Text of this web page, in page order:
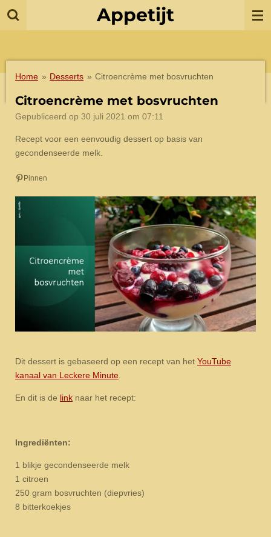
Ga
Appetijt
Home » Desserts » Citroencrème met bosvruchten
Citroencrème met bosvruchten
Gepubliceerd op 30 juli 2021 om 07:11
Recept voor een eenvoudig dessert op basis van
gecondenseerde melk.
Pinnen
Dit dessert is gebaseerd op een recept van het YouTube
kanaal van Leckere Minute.
En dit is de link naar het recept:
Ingrediënten:
1 blikje gecondenseerde melk
1 citroen
250 gram bosvruchten (diepvries)
8 bitterkoekjes